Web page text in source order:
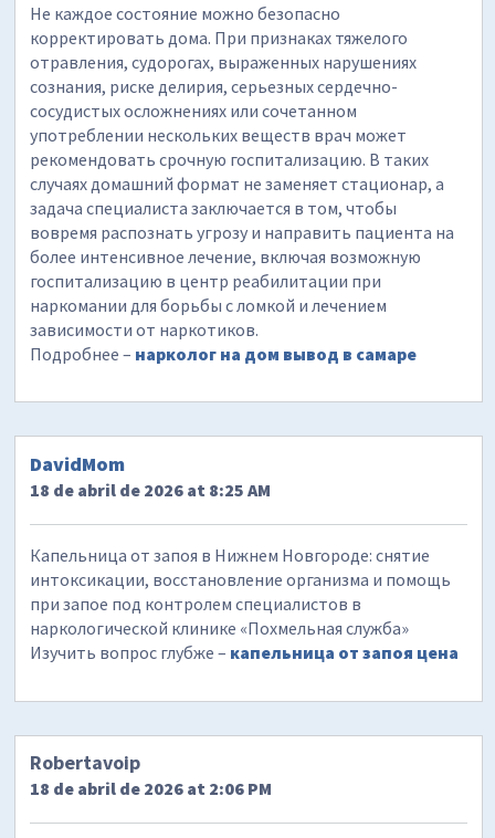
Не каждое состояние можно безопасно
корректировать дома. При признаках тяжелого
отравления, судорогах, выраженных нарушениях
сознания, риске делирия, серьезных сердечно-
сосудистых осложнениях или сочетанном
употреблении нескольких веществ врач может
рекомендовать срочную госпитализацию. В таких
случаях домашний формат не заменяет стационар, а
задача специалиста заключается в том, чтобы
вовремя распознать угрозу и направить пациента на
более интенсивное лечение, включая возможную
госпитализацию в центр реабилитации при
наркомании для борьбы с ломкой и лечением
зависимости от наркотиков.
Подробнее – нарколог на дом вывод в самаре
DavidMom
18 de abril de 2026 at 8:25 AM
Капельница от запоя в Нижнем Новгороде: снятие
интоксикации, восстановление организма и помощь
при запое под контролем специалистов в
наркологической клинике «Похмельная служба»
Изучить вопрос глубже – капельница от запоя цена
Robertavoip
18 de abril de 2026 at 2:06 PM